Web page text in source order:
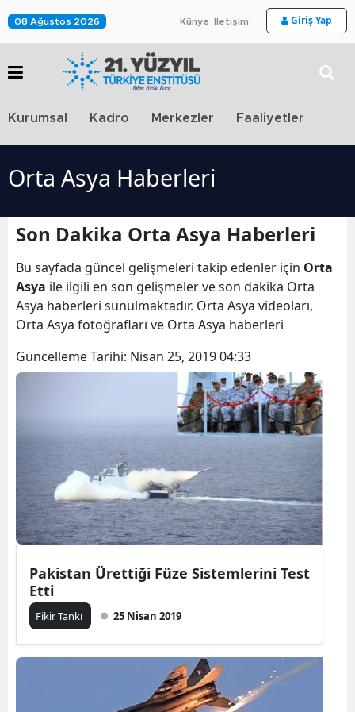
08 Ağustos 2026 Künye İletişim Giriş Yap
Kurumsal Kadro Merkezler Faaliyetler
Orta Asya Haberleri
Son Dakika Orta Asya Haberleri
Bu sayfada güncel gelişmeleri takip edenler için Orta
Asya ile ilgili en son gelişmeler ve son dakika Orta
Asya haberleri sunulmaktadır. Orta Asya videoları,
Orta Asya fotoğrafları ve Orta Asya haberleri
Güncelleme Tarihi: Nisan 25, 2019 04:33
Pakistan Ürettiği Füze Sistemlerini Test
Etti
Fikir Tankı 25 Nisan 2019